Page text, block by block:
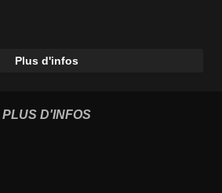
Plus d'infos
PLUS D'INFOS